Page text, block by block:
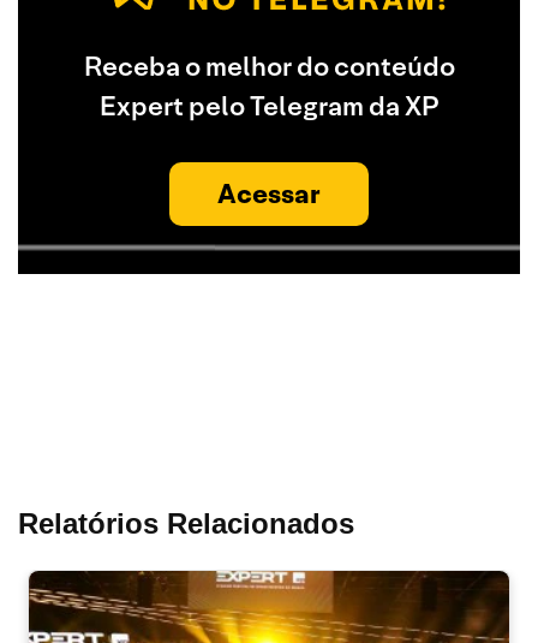
Receba o melhor do conteúdo
Expert pelo Telegram da XP
Acessar
Relatórios Relacionados